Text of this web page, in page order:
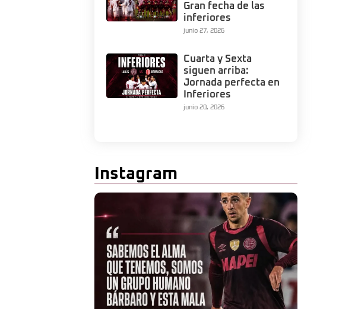
Gran fecha de las
inferiores
junio 27, 2026
Cuarta y Sexta
siguen arriba:
Jornada perfecta en
Inferiores
junio 20, 2026
Instagram